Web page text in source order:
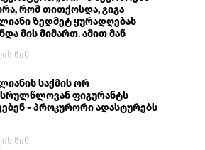
რომ თითქოსდა, გიგა
ზედმეტ ყურადღებას
მის მიმართ. ამით მან
დასხმოდა გიგა ავალიანს“
წინ
საქმის ორ
ფიგურანტს
- პროკურორი ადასტურებს
წინ